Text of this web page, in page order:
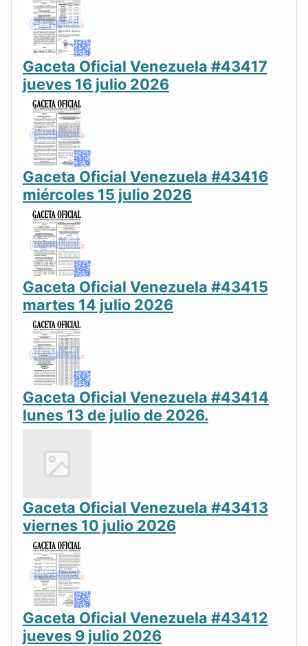
Gaceta Oficial Venezuela #43417
jueves 16 julio 2026
Gaceta Oficial Venezuela #43416
miércoles 15 julio 2026
Gaceta Oficial Venezuela #43415
martes 14 julio 2026
Gaceta Oficial Venezuela #43414
lunes 13 de julio de 2026.
Gaceta Oficial Venezuela #43413
viernes 10 julio 2026
Gaceta Oficial Venezuela #43412
jueves 9 julio 2026